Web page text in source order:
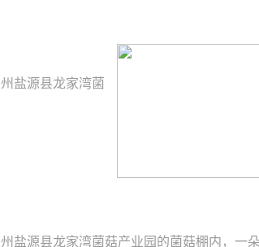
盐源县龙家湾菌
盐源县龙家湾菌菇产业园的菌菇棚内，一